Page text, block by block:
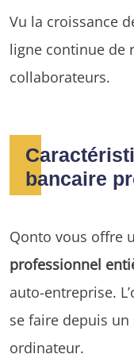
Vu la croissance
ligne continue de
collaborateurs.
bancaire
Qonto vous offre
professionnel
auto-entreprise.
se faire depuis
ordinateur.